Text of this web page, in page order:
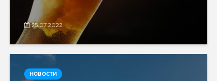
25.07.2022
НОВОСТИ